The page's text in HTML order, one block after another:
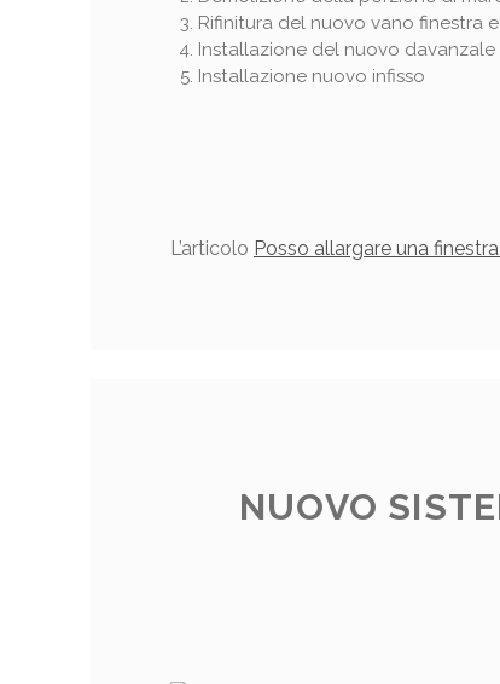
Rifinitura del nuovo vano finestra
Installazione del nuovo
Installazione nuovo infisso
L’articolo Posso allargare una
NUOVO